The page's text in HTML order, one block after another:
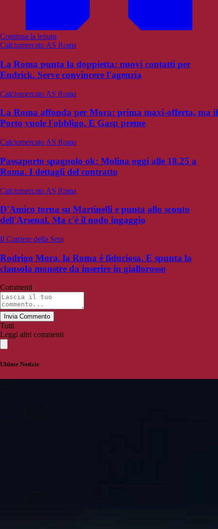
Continua la lettura
Calciomercato AS Roma
La Roma punta la doppietta: nuovi contatti per
Endrick. Serve convincere l'agenzia
Calciomercato AS Roma
La Roma affonda per Mora: prima maxi-offerta, ma il
Porto vuole l'obbligo. E Gasp preme
Calciomercato AS Roma
Passaporto spagnolo ok: Molina oggi alle 18.25 a
Roma. I dettagli del contratto
Calciomercato AS Roma
D'Amico torna su Martinelli e punta allo sconto
dell'Arsenal. Ma c'è il nodo ingaggio
Il Corriere della Sera
Rodrigo Mora, la Roma è fiduciosa. E spunta la
clausola monstre da inserire in giallorosso
Commenti
Invia Commento
Tutti
Leggi altri commenti
Ultime Notizie